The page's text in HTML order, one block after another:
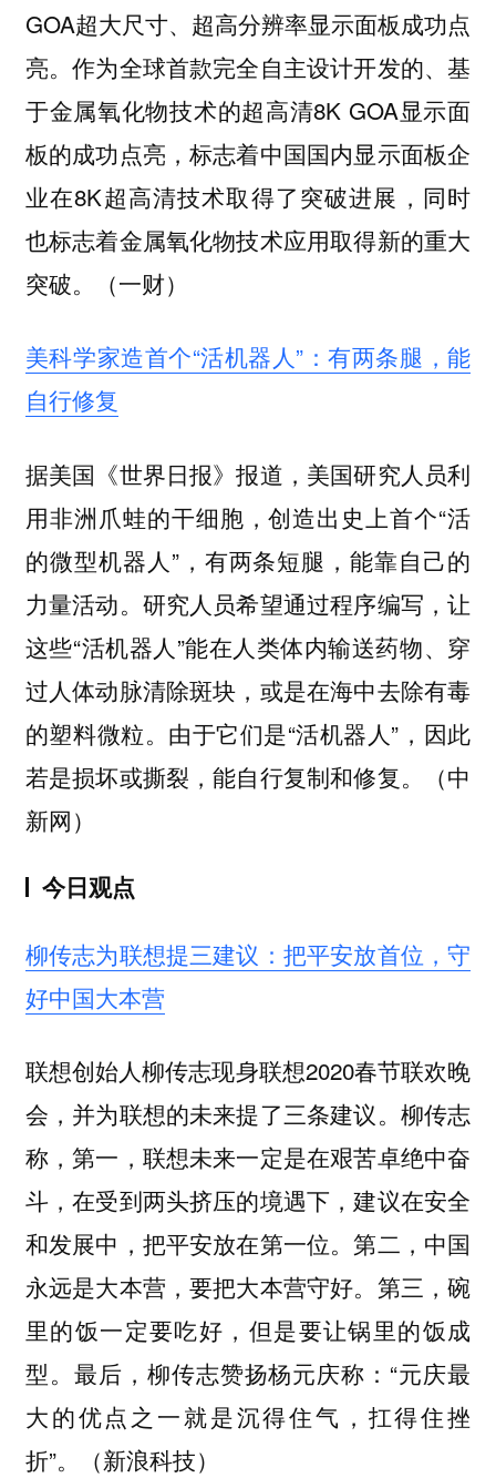
GOA超大尺寸、超高分辨率显示面板成功点
亮。作为全球首款完全自主设计开发的、基
于金属氧化物技术的超高清8K GOA显示面
板的成功点亮，标志着中国国内显示面板企
业在8K超高清技术取得了突破进展，同时
也标志着金属氧化物技术应用取得新的重大
突破。（一财）
美科学家造首个“活机器人”：有两条腿，能
自行修复
据美国《世界日报》报道，美国研究人员利
用非洲爪蛙的干细胞，创造出史上首个“活
的微型机器人”，有两条短腿，能靠自己的
力量活动。研究人员希望通过程序编写，让
这些“活机器人”能在人类体内输送药物、穿
过人体动脉清除斑块，或是在海中去除有毒
的塑料微粒。由于它们是“活机器人”，因此
若是损坏或撕裂，能自行复制和修复。（中
新网）
今日观点
柳传志为联想提三建议：把平安放首位，守
好中国大本营
联想创始人柳传志现身联想2020春节联欢晚
会，并为联想的未来提了三条建议。柳传志
称，第一，联想未来一定是在艰苦卓绝中奋
斗，在受到两头挤压的境遇下，建议在安全
和发展中，把平安放在第一位。第二，中国
永远是大本营，要把大本营守好。第三，碗
里的饭一定要吃好，但是要让锅里的饭成
型。最后，柳传志赞扬杨元庆称：“元庆最
大的优点之一就是沉得住气，扛得住挫
折”。（新浪科技）